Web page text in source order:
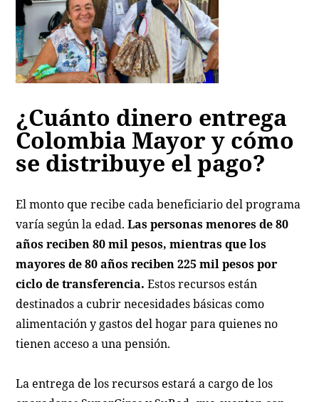
¿Cuánto dinero entrega
Colombia Mayor y cómo
se distribuye el pago?
El monto que recibe cada beneficiario del programa
varía según la edad.Las personas menores de 80
años reciben 80 mil pesos, mientras que los
mayores de 80 años reciben 225 mil pesos por
ciclo de transferencia. Estos recursos están
destinados a cubrir necesidades básicas como
alimentación y gastos del hogar para quienes no
tienen acceso a una pensión.
La entrega de los recursos estará a cargo de los